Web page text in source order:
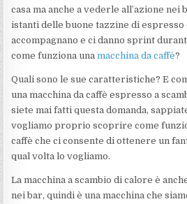
casa ma anche a vederle all’azione
istanti delle buone tazzine di espresso
accompagnano e ci danno sprint
come funziona unamacchina da caffè?
Quali sono le sue caratteristiche? E
una macchina da caffè espresso a
siete mai fatti questa domanda,
vogliamo proprio scoprire come
caffè che ci consente di ottenere un
qual volta lo vogliamo.
La macchina a scambio di calore è
nei bar, quindi è una macchina che